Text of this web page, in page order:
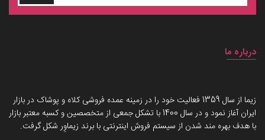
درباره ما
زیما از سال 1359 فعالیت خود را در زمینه عمده فروشی کلاه و پوشاک در بازار
ایران آغاز نمود و در سال 1400 با تشکل جمعی از متخصصین و کسبه معتبر بازار
با هدف بهره مند شدن از سیستم فروش اینترنتی با برند زیماوِر شکل گرفت.